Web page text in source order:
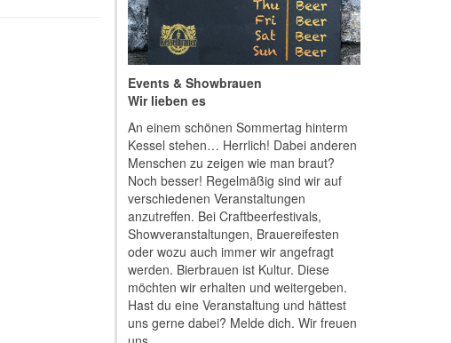
Events & Showbrauen
Wir lieben es
An einem schönen Sommertag hinterm
Kessel stehen… Herrlich! Dabei anderen
Menschen zu zeigen wie man braut?
Noch besser! Regelmäßig sind wir auf
verschiedenen Veranstaltungen
anzutreffen. Bei Craftbeerfestivals,
Showveranstaltungen, Brauereifesten
oder wozu auch immer wir angefragt
werden. Bierbrauen ist Kultur. Diese
möchten wir erhalten und weitergeben.
Hast du eine Veranstaltung und hättest
uns gerne dabei? Melde dich. Wir freuen